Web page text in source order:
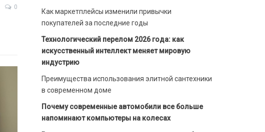
0
Как маркетплейсы изменили привычки
покупателей за последние годы
Технологический перелом 2026 года: как
искусственный интеллект меняет мировую
индустрию
Преимущества использования элитной сантехники
в современном доме
Почему современные автомобили все больше
напоминают компьютеры на колесах